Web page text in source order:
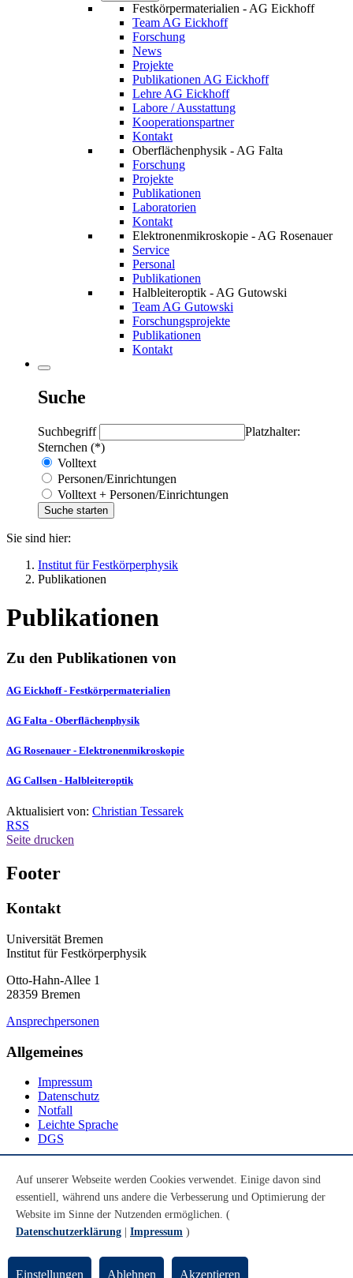
Festkörpermaterialien - AG Eickhoff
Team AG Eickhoff
Forschung
News
Projekte
Publikationen AG Eickhoff
Lehre AG Eickhoff
Labore / Ausstattung
Kooperationspartner
Kontakt
Oberflächenphysik - AG Falta
Forschung
Projekte
Publikationen
Laboratorien
Kontakt
Elektronenmikroskopie - AG Rosenauer
Service
Personal
Publikationen
Halbleiteroptik - AG Gutowski
Team AG Gutowski
Forschungsprojekte
Publikationen
Kontakt
Suche
Suchbegriff
Platzhalter:
Sternchen (*)
Volltext
Personen/Einrichtungen
Volltext + Personen/Einrichtungen
Sie sind hier:
Institut für Festkörperphysik
Publikationen
Publikationen
Zu den Publikationen von
AG Eickhoff - Festkörpermaterialien
AG Falta - Oberflächenphysik
AG Rosenauer - Elektronenmikroskopie
AG Callsen - Halbleiteroptik
Aktualisiert von: Christian Tessarek
RSS
Seite drucken
Footer
Kontakt
Universität Bremen
Institut für Festkörperphysik
Otto-Hahn-Allee 1
28359 Bremen
Ansprechpersonen
Allgemeines
Impressum
Datenschutz
Notfall
Leichte Sprache
DGS
Youtube
Instagram
LinkedIn
© Universität Bremen 2026
Auf unserer Webseite werden Cookies verwendet. Einige davon sind
essentiell, während uns andere die Verbesserung und Optimierung der
Website im Sinne der Nutzenden ermöglichen. (
Datenschutzerklärung
Impressum )
Einstellungen Ablehnen Akzeptieren